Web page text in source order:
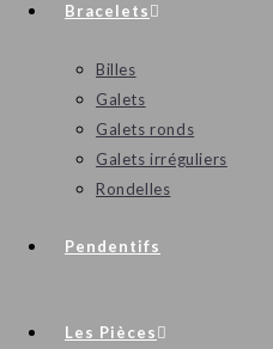
Bracelets
Billes
Galets
Galets ronds
Galets irréguliers
Rondelles
Pendentifs
Les Pièces